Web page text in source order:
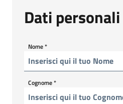
Dati personali
Nome*
Cognome*